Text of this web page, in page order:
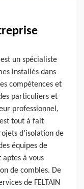
un spécialiste
installés dans
compétences et
particuliers et
professionnel,
tout à fait
d’isolation de
équipes de
aptes à vous
de combles. De
de FELTAIN